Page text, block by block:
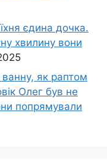
єдина дочка.
хвилину вони
як раптом
Олег був не
попрямували